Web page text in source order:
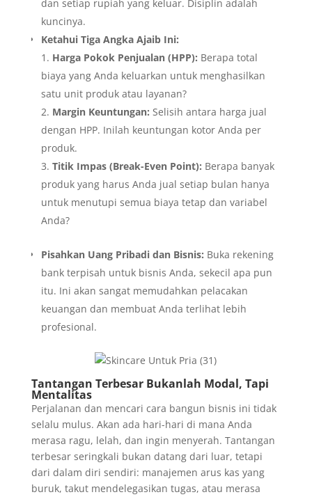
dan setiap rupiah yang keluar. Disiplin adalah
kuncinya.
Ketahui Tiga Angka Ajaib Ini:
Harga Pokok Penjualan (HPP): Berapa total
biaya yang Anda keluarkan untuk menghasilkan
satu unit produk atau layanan?
Margin Keuntungan: Selisih antara harga jual
dengan HPP. Inilah keuntungan kotor Anda per
produk.
Titik Impas (Break-Even Point): Berapa banyak
produk yang harus Anda jual setiap bulan hanya
untuk menutupi semua biaya tetap dan variabel
Anda?
Pisahkan Uang Pribadi dan Bisnis: Buka rekening
bank terpisah untuk bisnis Anda, sekecil apa pun
itu. Ini akan sangat memudahkan pelacakan
keuangan dan membuat Anda terlihat lebih
profesional.
Tantangan Terbesar Bukanlah Modal, Tapi
Mentalitas
Perjalanan dan mencari cara bangun bisnis ini tidak
selalu mulus. Akan ada hari-hari di mana Anda
merasa ragu, lelah, dan ingin menyerah. Tantangan
terbesar seringkali bukan datang dari luar, tetapi
dari dalam diri sendiri: manajemen arus kas yang
buruk, takut mendelegasikan tugas, atau merasa